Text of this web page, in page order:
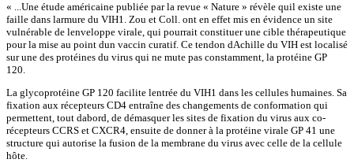
« ...Une étude américaine publiée par la revue « Nature » révèle quil existe une
faille dans larmure du VIH1. Zou et Coll. ont en effet mis en évidence un site
vulnérable de lenveloppe virale, qui pourrait constituer une cible thérapeutique
pour la mise au point dun vaccin curatif. Ce tendon dAchille du VIH est localisé
sur une des protéines du virus qui ne mute pas constamment, la protéine GP
120.
La glycoprotéine GP 120 facilite lentrée du VIH1 dans les cellules humaines. Sa
fixation aux récepteurs CD4 entraîne des changements de conformation qui
permettent, tout dabord, de démasquer les sites de fixation du virus aux co-
récepteurs CCRS et CXCR4, ensuite de donner à la protéine virale GP 41 une
structure qui autorise la fusion de la membrane du virus avec celle de la cellule
hôte.